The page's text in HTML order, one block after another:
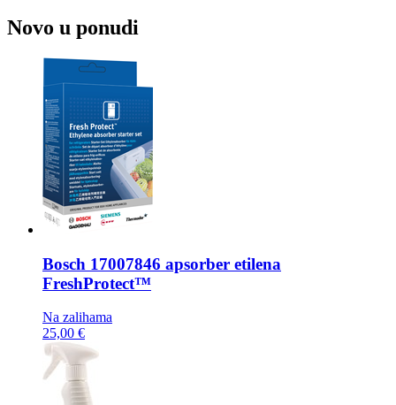
Novo u ponudi
Bosch 17007846 apsorber etilena
FreshProtect™
Na zalihama
25,00 €